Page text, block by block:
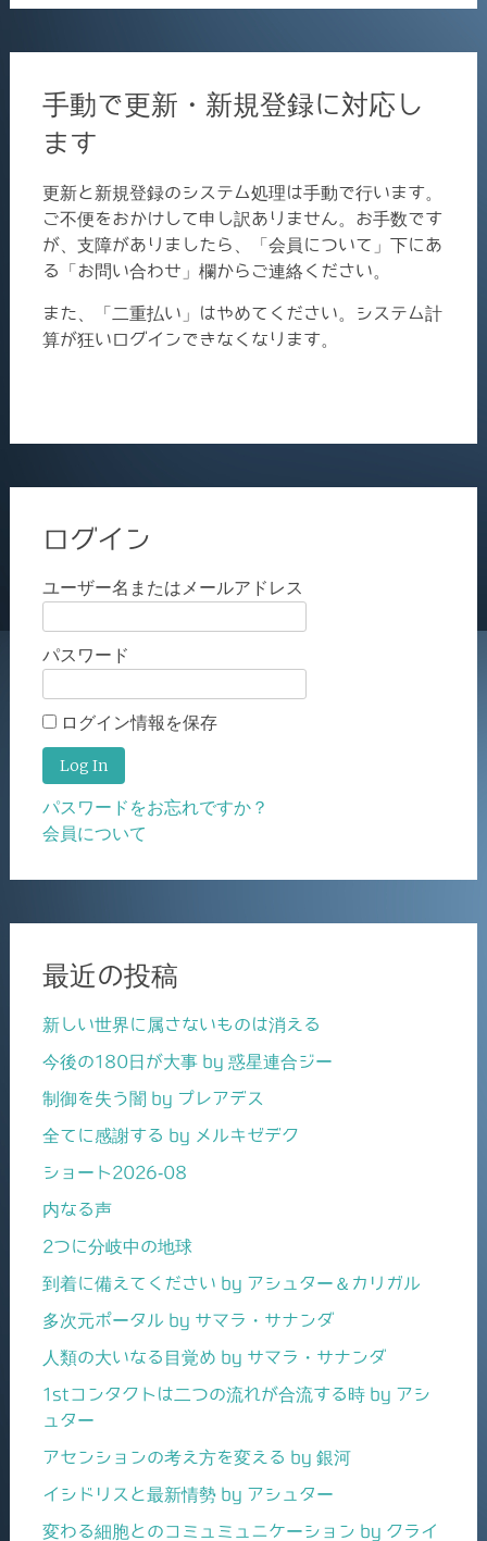
手動で更新・新規登録に対応し
ます
更新と新規登録のシステム処理は手動で行います。
ご不便をおかけして申し訳ありません。お手数です
が、支障がありましたら、「会員について」下にあ
る「お問い合わせ」欄からご連絡ください。
また、「二重払い」はやめてください。システム計
算が狂いログインできなくなります。
ログイン
ユーザー名またはメールアドレス
パスワード
ログイン情報を保存
パスワードをお忘れですか？
会員について
最近の投稿
新しい世界に属さないものは消える
今後の180日が大事 by 惑星連合ジー
制御を失う闇 by プレアデス
全てに感謝する by メルキゼデク
ショート2026-08
内なる声
2つに分岐中の地球
到着に備えてください by アシュター＆カリガル
多次元ポータル by サマラ・サナンダ
人類の大いなる目覚め by サマラ・サナンダ
1stコンタクトは二つの流れが合流する時 by アシ
ュター
アセンションの考え方を変える by 銀河
イシドリスと最新情勢 by アシュター
変わる細胞とのコミュミュニケーション by クライ